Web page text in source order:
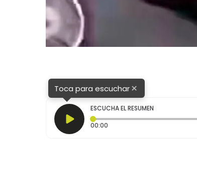
Toca para escuchar×
ESCUCHA EL RESUMEN
00:00